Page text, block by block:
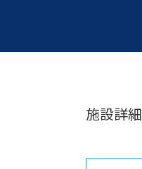
施設詳細